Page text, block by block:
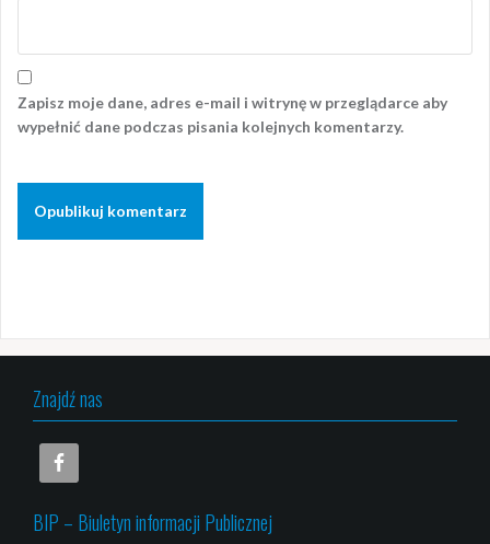
Zapisz moje dane, adres e-mail i witrynę w przeglądarce aby
wypełnić dane podczas pisania kolejnych komentarzy.
Znajdź nas
BIP – Biuletyn informacji Publicznej